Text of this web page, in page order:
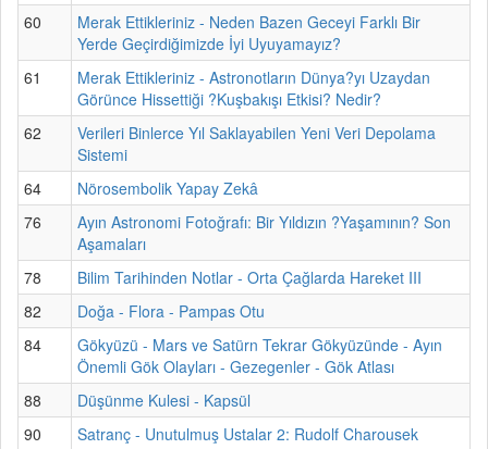
60
Merak Ettikleriniz - Neden Bazen Geceyi Farklı Bir
Yerde Geçirdiğimizde İyi Uyuyamayız?
61
Merak Ettikleriniz - Astronotların Dünya?yı Uzaydan
Görünce Hissettiği ?Kuşbakışı Etkisi? Nedir?
62
Verileri Binlerce Yıl Saklayabilen Yeni Veri Depolama
Sistemi
64
Nörosembolik Yapay Zekâ
76
Ayın Astronomi Fotoğrafı: Bir Yıldızın ?Yaşamının? Son
Aşamaları
78
Bilim Tarihinden Notlar - Orta Çağlarda Hareket III
82
Doğa - Flora - Pampas Otu
84
Gökyüzü - Mars ve Satürn Tekrar Gökyüzünde - Ayın
Önemli Gök Olayları - Gezegenler - Gök Atlası
88
Düşünme Kulesi - Kapsül
90
Satranç - Unutulmuş Ustalar 2: Rudolf Charousek